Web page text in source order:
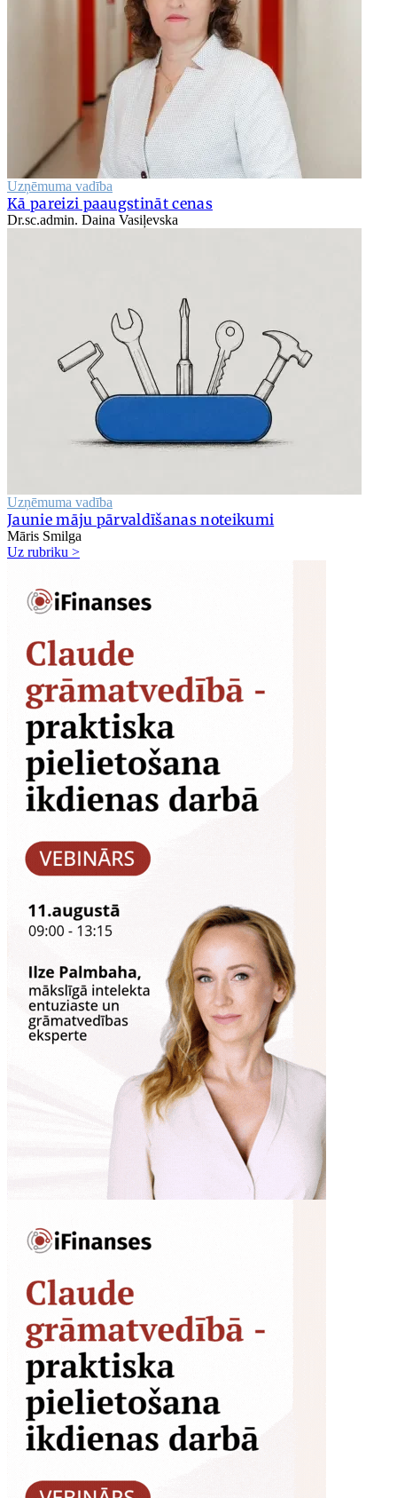
Uzņēmuma vadība
Kā pareizi paaugstināt cenas
Dr.sc.admin. Daina Vasiļevska
Uzņēmuma vadība
Jaunie māju pārvaldīšanas noteikumi
Māris Smilga
Uz rubriku >